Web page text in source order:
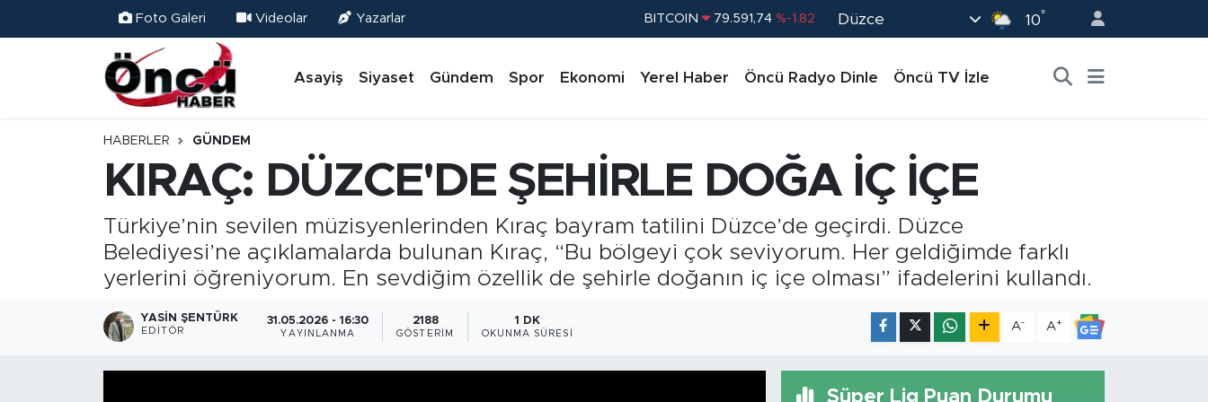
Foto Galeri Videolar Yazarlar BITCOIN 79.591,74 %-1.82
EURO 53,38690 %0.19
BİST100 14.598,00 %0
Düzce 10°
Asayiş Siyaset Gündem Spor Ekonomi Yerel Haber Öncü Radyo Dinle Öncü TV İzle
HABERLER GÜNDEM
KIRAÇ: DÜZCE'DE ŞEHİRLE DOĞA İÇ İÇE
Türkiye’nin sevilen müzisyenlerinden Kıraç bayram tatilini Düzce’de geçirdi. Düzce
Belediyesi’ne açıklamalarda bulunan Kıraç, “Bu bölgeyi çok seviyorum. Her geldiğimde farklı
yerlerini öğreniyorum. En sevdiğim özellik de şehirle doğanın iç içe olması” ifadelerini kullandı.
YASIN ŞENTÜRK
EDITÖR
31.05.2026 - 16:30
YAYINLANMA
2188
GÖSTERIM
1 DK
OKUNMA SÜRESI
A- A+
Süper Lig Puan Durumu
Siyaset
Öncü Radyo Dinle
Düzce Nöbetçi Eczaneler
Düzce Hava Durumu
Düzce Trafik Yoğunluk Haritası
Süper Lig Puan Durumu ve Fikstür
Son Dakika Haberleri